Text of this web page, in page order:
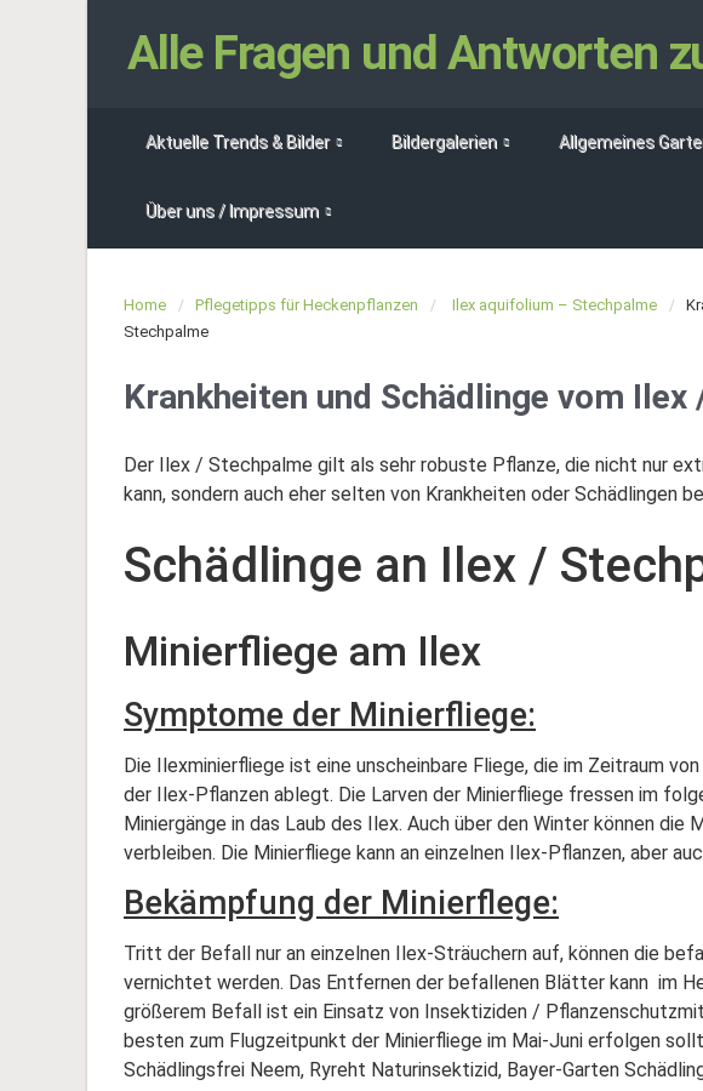
Alle Fragen und Antworten
Aktuelle Trends & Bilder Bildergalerien Allgemeines
Über uns / Impressum
Home Pflegetipps für Heckenpflanzen Ilex aquifolium – Stechpalme
Stechpalme
Krankheiten und Schädlinge vom Ilex
Der Ilex / Stechpalme gilt als sehr robuste Pflanze, die nicht nur
kann, sondern auch eher selten von Krankheiten oder Schädlingen
Schädlinge an Ilex /
Minierfliege am Ilex
Symptome der Minierfliege:
Die Ilexminierfliege ist eine unscheinbare Fliege, die im Zeitraum
der Ilex-Pflanzen ablegt. Die Larven der Minierfliege fressen im
Miniergänge in das Laub des Ilex. Auch über den Winter können die
verbleiben. Die Minierfliege kann an einzelnen Ilex-Pflanzen, aber
Bekämpfung der Minierflege:
Tritt der Befall nur an einzelnen Ilex-Sträuchern auf, können die
vernichtet werden. Das Entfernen der befallenen Blätter kann im
größerem Befall ist ein Einsatz von Insektiziden /
besten zum Flugzeitpunkt der Minierfliege im Mai-Juni erfolgen
Schädlingsfrei Neem, Ryreht Naturinsektizid, Bayer-Garten